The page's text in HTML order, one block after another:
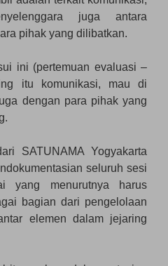
juga antara
pihak yang dilibatkan.
ini (pertemuan evaluasi –
itu komunikasi, mau di
dengan para pihak yang
SATUNAMA Yogyakarta
seluruh sesi
yang menurutnya harus
bagian dari pengelolaan
elemen dalam jejaring